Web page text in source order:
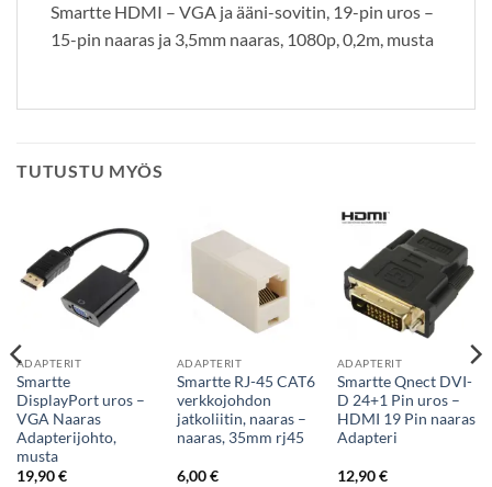
Smartte HDMI – VGA ja ääni-sovitin, 19-pin uros –
15-pin naaras ja 3,5mm naaras, 1080p, 0,2m, musta
TUTUSTU MYÖS
ADAPTERIT
Smartte
DisplayPort uros –
VGA Naaras
Adapterijohto,
musta
19,90€
ADAPTERIT
Smartte RJ-45 CAT6
verkkojohdon
jatkoliitin, naaras –
naaras, 35mm rj45
6,00€
ADAPTERIT
Smartte Qnect DVI-
D 24+1 Pin uros –
HDMI 19 Pin naaras
Adapteri
12,90€